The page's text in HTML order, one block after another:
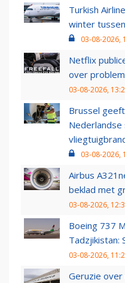
Turkish
winter
03-08-2026,
Netflix
over
03-08-2026,
Brussel
Nederlandse
03-08-2026,
Airbus
beklad met
03-08-2026,
Boeing 737
Tadzjikistan:
03-08-2026,
Geruzie over